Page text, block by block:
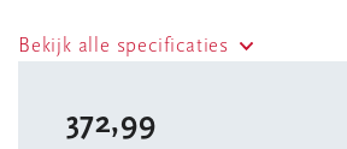
Bekijk alle specificaties
372,99